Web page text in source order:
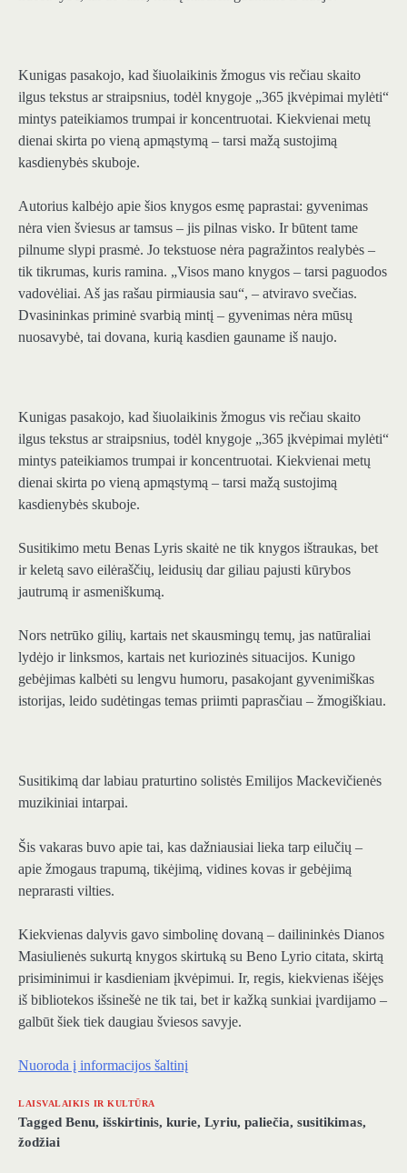
Kunigas pasakojo, kad šiuolaikinis žmogus vis rečiau skaito
ilgus tekstus ar straipsnius, todėl knygoje „365 įkvėpimai mylėti“
mintys pateikiamos trumpai ir koncentruotai. Kiekvienai metų
dienai skirta po vieną apmąstymą – tarsi mažą sustojimą
kasdienybės skuboje.
Autorius kalbėjo apie šios knygos esmę paprastai: gyvenimas
nėra vien šviesus ar tamsus – jis pilnas visko. Ir būtent tame
pilnume slypi prasmė. Jo tekstuose nėra pagražintos realybės –
tik tikrumas, kuris ramina. „Visos mano knygos – tarsi paguodos
vadovėliai. Aš jas rašau pirmiausia sau“, – atviravo svečias.
Dvasininkas priminė svarbią mintį – gyvenimas nėra mūsų
nuosavybė, tai dovana, kurią kasdien gauname iš naujo.
Kunigas pasakojo, kad šiuolaikinis žmogus vis rečiau skaito
ilgus tekstus ar straipsnius, todėl knygoje „365 įkvėpimai mylėti“
mintys pateikiamos trumpai ir koncentruotai. Kiekvienai metų
dienai skirta po vieną apmąstymą – tarsi mažą sustojimą
kasdienybės skuboje.
Susitikimo metu Benas Lyris skaitė ne tik knygos ištraukas, bet
ir keletą savo eilėraščių, leidusių dar giliau pajusti kūrybos
jautrumą ir asmeniškumą.
Nors netrūko gilių, kartais net skausmingų temų, jas natūraliai
lydėjo ir linksmos, kartais net kuriozinės situacijos. Kunigo
gebėjimas kalbėti su lengvu humoru, pasakojant gyvenimiškas
istorijas, leido sudėtingas temas priimti paprasčiau – žmogiškiau.
Susitikimą dar labiau praturtino solistės Emilijos Mackevičienės
muzikiniai intarpai.
Šis vakaras buvo apie tai, kas dažniausiai lieka tarp eilučių –
apie žmogaus trapumą, tikėjimą, vidines kovas ir gebėjimą
neprarasti vilties.
Kiekvienas dalyvis gavo simbolinę dovaną – dailininkės Dianos
Masiulienės sukurtą knygos skirtuką su Beno Lyrio citata, skirtą
prisiminimui ir kasdieniam įkvėpimui. Ir, regis, kiekvienas išėjęs
iš bibliotekos išsinešė ne tik tai, bet ir kažką sunkiai įvardijamo –
galbūt šiek tiek daugiau šviesos savyje.
Nuoroda į informacijos šaltinį
LAISVALAIKIS IR KULTŪRA
Tagged Benu, išskirtinis, kurie, Lyriu, paliečia, susitikimas,
žodžiai